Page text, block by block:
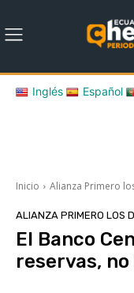
Inglés Español
Inicio Alianza Primero
ALIANZA PRIMERO LOS
El Banco
reservas,